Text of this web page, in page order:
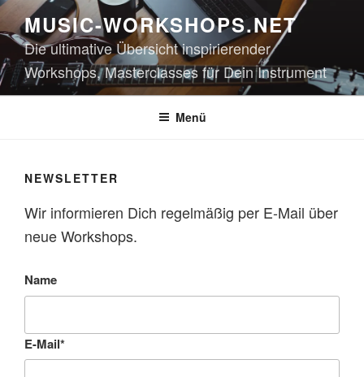
Zum
Inhalt
springen
MUSIC-WORKSHOPS.NET
Die ultimative Übersicht inspirierender
Workshops, Masterclasses für Dein Instrument
Menü
NEWSLETTER
Wir informieren Dich regelmäßig per E-Mail über
neue Workshops.
Name
E-Mail*